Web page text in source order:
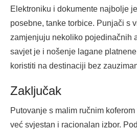
Elektroniku i dokumente najbolje
posebne, tanke torbice. Punjači s
zamjenjuju nekoliko pojedinačnih
savjet je i nošenje lagane
koristiti na destinaciji bez
Zaključak
Putovanje s malim ručnim
već svjestan i racionalan izbor.